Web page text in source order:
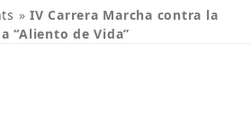
»IV Carrera Marcha contra la
“Aliento de Vida”